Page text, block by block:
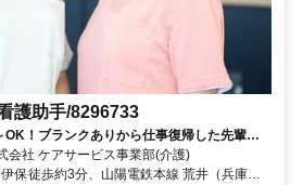
護助手/8296733
OK！ブランクありから仕事復帰した先輩や
会社 ケアサービス事業部(介護)
保徒歩約3分、山陽電鉄本線 荒井（兵庫